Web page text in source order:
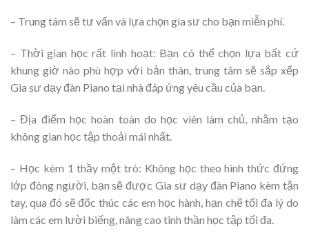
– Trung tâm sẽ tư vấn và lựa chọn gia sư cho bạn miễn phí.
– Thời gian học rất linh hoạt: Bạn có thể chọn lựa bất cứ
khung giờ nào phù hợp với bản thân, trung tâm sẽ sắp xếp
Gia sư dạy đàn Piano tại nhà đáp ứng yêu cầu của bạn.
– Địa điểm học hoàn toàn do học viên làm chủ, nhằm tạo
không gian học tập thoải mái nhất.
– Học kèm 1 thầy một trò: Không học theo hình thức đứng
lớp đông người, bạn sẽ được Gia sư dạy đàn Piano kèm tận
tay, qua đó sẽ đốc thúc các em học hành, hạn chế tối đa lý do
làm các em lười biếng, nâng cao tinh thần học tập tối đa.